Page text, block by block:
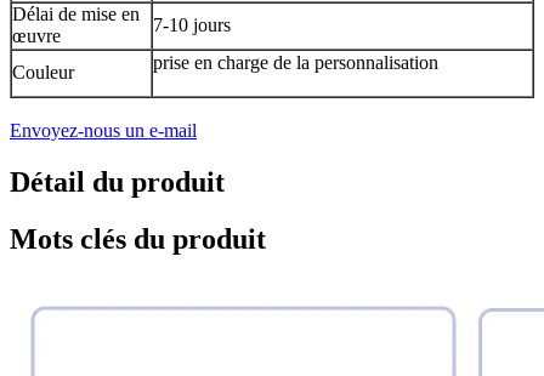
Délai de mise en
œuvre
7-10 jours
Couleur prise en charge de la personnalisation
Envoyez-nous un e-mail
Détail du produit
Mots clés du produit